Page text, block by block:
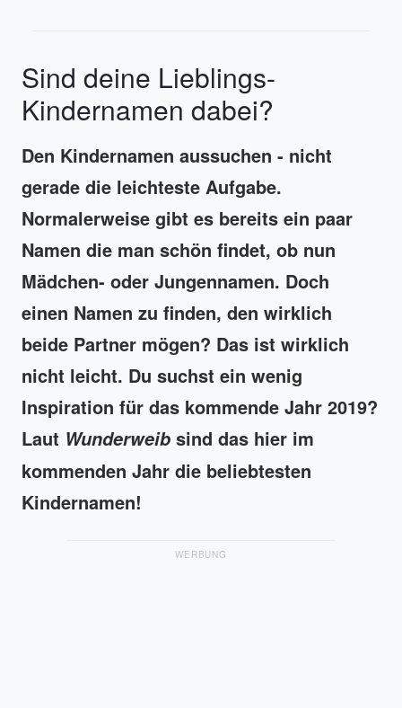
Sind deine Lieblings-
Kindernamen dabei?
Den Kindernamen aussuchen - nicht
gerade die leichteste Aufgabe.
Normalerweise gibt es bereits ein paar
Namen die man schön findet, ob nun
Mädchen- oder Jungennamen. Doch
einen Namen zu finden, den wirklich
beide Partner mögen? Das ist wirklich
nicht leicht. Du suchst ein wenig
Inspiration für das kommende Jahr 2019?
Laut Wunderweib sind das hier im
kommenden Jahr die beliebtesten
Kindernamen!
WERBUNG